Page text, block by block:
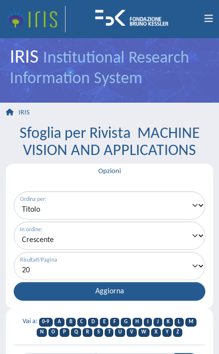
IRIS Institutional Research
Information System
IRIS
Sfoglia per Rivista MACHINE
VISION AND APPLICATIONS
Opzioni
Ordina per:
In ordine:
Risultati/Pagina
Vai a: 0-9 A B C D E F G H J K L
M
N
O P Q R S T U V W X Y Z